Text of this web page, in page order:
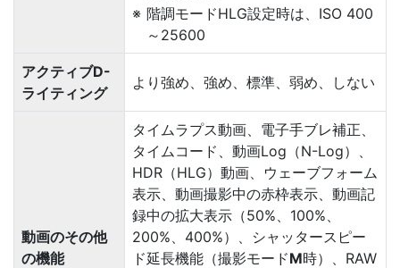
階調モードHLG設定時は、ISO 400
～25600
アクティブD-
ライティング
より強め、強め、標準、弱め、しない
動画のその他
の機能
タイムラプス動画、電子手ブレ補正、
タイムコード、動画Log（N-Log）、
HDR（HLG）動画、ウェーブフォーム
表示、動画撮影中の赤枠表示、動画記
録中の拡大表示（50%、100%、
200%、400%）、シャッタースピー
ド延長機能（撮影モードM時）、RAW